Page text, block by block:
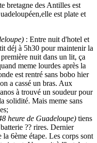
bretagne des Antilles est
est plate et
: Entre nuit d'hotel et
déj à 5h30 pour maintenir la
nuit dans un lit, ça
meme lourdes après la
est rentré sans bobo hier
a cassé un bras. Aux
à trouvé un soudeur pour
solidité. Mais meme sans
heure de Guadeloupe) tiens
?? rires. Dernier
6ème étape. Les corps sont